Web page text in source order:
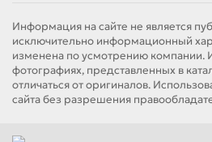
Информация на сайте не является
исключительно информационный
изменена по усмотрению компании.
фотографиях, представленных в
отличаться от оригиналов.
сайта без разрешения